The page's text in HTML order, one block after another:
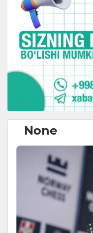
None